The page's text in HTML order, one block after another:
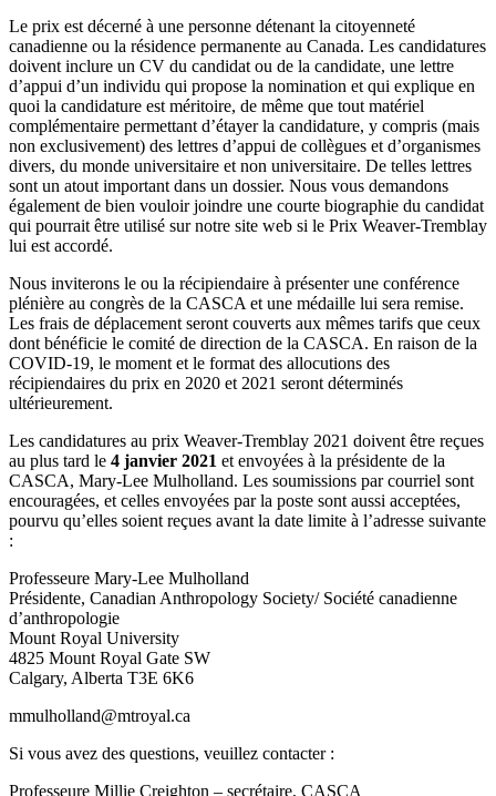
Le prix est décerné à une personne détenant la citoyenneté
canadienne ou la résidence permanente au Canada. Les candidatures
doivent inclure un CV du candidat ou de la candidate, une lettre
d’appui d’un individu qui propose la nomination et qui explique en
quoi la candidature est méritoire, de même que tout matériel
complémentaire permettant d’étayer la candidature, y compris (mais
non exclusivement) des lettres d’appui de collègues et d’organismes
divers, du monde universitaire et non universitaire. De telles lettres
sont un atout important dans un dossier. Nous vous demandons
également de bien vouloir joindre une courte biographie du candidat
qui pourrait être utilisé sur notre site web si le Prix Weaver-Tremblay
lui est accordé.
Nous inviterons le ou la récipiendaire à présenter une conférence
plénière au congrès de la CASCA et une médaille lui sera remise.
Les frais de déplacement seront couverts aux mêmes tarifs que ceux
dont bénéficie le comité de direction de la CASCA. En raison de la
COVID-19, le moment et le format des allocutions des
récipiendaires du prix en 2020 et 2021 seront déterminés
ultérieurement.
Les candidatures au prix Weaver-Tremblay 2021 doivent être reçues
au plus tard le 4 janvier 2021 et envoyées à la présidente de la
CASCA, Mary-Lee Mulholland. Les soumissions par courriel sont
encouragées, et celles envoyées par la poste sont aussi acceptées,
pourvu qu’elles soient reçues avant la date limite à l’adresse suivante
:
Professeure Mary-Lee Mulholland
Présidente, Canadian Anthropology Society/ Société canadienne
d’anthropologie
Mount Royal University
4825 Mount Royal Gate SW
Calgary, Alberta T3E 6K6
mmulholland@mtroyal.ca
Si vous avez des questions, veuillez contacter :
Professeure Millie Creighton – secrétaire, CASCA